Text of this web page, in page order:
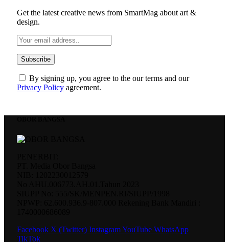
Get the latest creative news from SmartMag about art &
design.
By signing up, you agree to the our terms and our
Privacy Policy agreement.
Facebook X (Twitter) InstagramYouTube WhatsApp
TikTok